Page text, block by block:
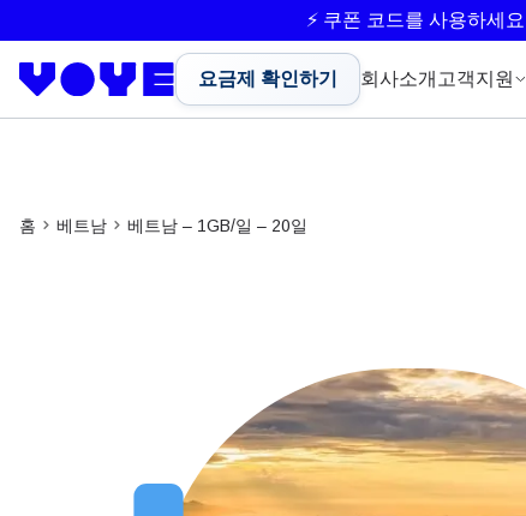
⚡ 쿠폰 코드를 사용하세요
요금제 확인하기 회사소개 고객지원
홈 베트남 베트남 – 1GB/일 – 20일